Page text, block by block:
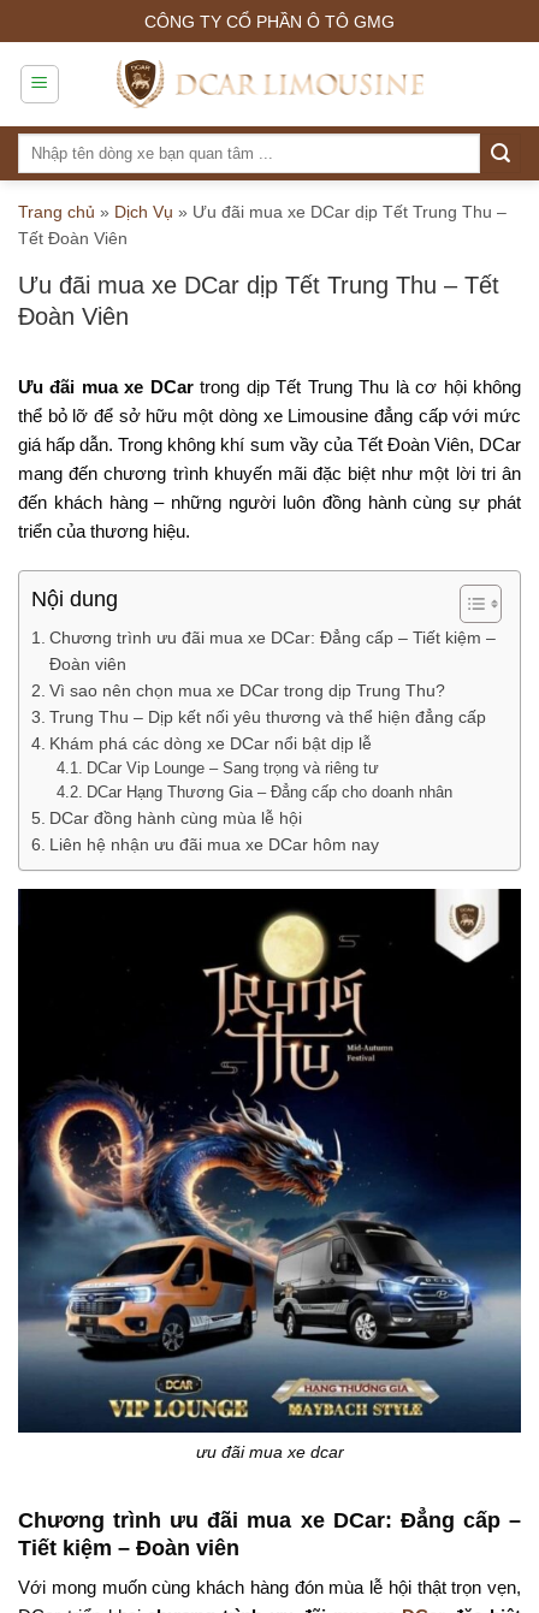
to
content
CÔNG TY CỔ PHẦN Ô TÔ GMG
Tìm
kiếm:
Trang chủ » Dịch Vụ » Ưu đãi mua xe DCar dịp Tết Trung Thu –
Tết Đoàn Viên
Ưu đãi mua xe DCar dịp Tết Trung Thu – Tết
Đoàn Viên
Ưu đãi mua xe DCartrong dịp Tết Trung Thu là cơ hội không
thể bỏ lỡ để sở hữu một dòng xe Limousine đẳng cấp với mức
giá hấp dẫn. Trong không khí sum vầy của Tết Đoàn Viên, DCar
mang đến chương trình khuyến mãi đặc biệt như một lời tri ân
đến khách hàng – những người luôn đồng hành cùng sự phát
triển của thương hiệu.
Nội dung
Chương trình ưu đãi mua xe DCar: Đẳng cấp – Tiết kiệm –
Đoàn viên
Vì sao nên chọn mua xe DCar trong dịp Trung Thu?
Trung Thu – Dịp kết nối yêu thương và thể hiện đẳng cấp
Khám phá các dòng xe DCar nổi bật dịp lễ
DCar Vip Lounge – Sang trọng và riêng tư
DCar Hạng Thương Gia – Đẳng cấp cho doanh nhân
DCar đồng hành cùng mùa lễ hội
Liên hệ nhận ưu đãi mua xe DCar hôm nay
ưu đãi mua xe dcar
Chương trình ưu đãi mua xe DCar: Đẳng cấp –
Tiết kiệm – Đoàn viên
Với mong muốn cùng khách hàng đón mùa lễ hội thật trọn vẹn,